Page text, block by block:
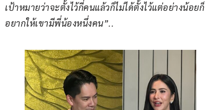
เป้าหมายว่าจะตั้งไว้กี่คนแล้วก็ไม่ได้ตั้งไว้แต่อย่างน้อยก็
อยากให้เขามีพี่น้องหนึ่งคน”..